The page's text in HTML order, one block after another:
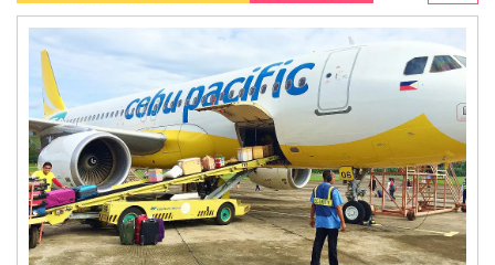
ヨーロッパ
中東
北・中南米
東南アジア
世界一周の準備
Web・ガジェット
スマホ・タブレット
PC・インターネット
ポケモンGO
AND OR